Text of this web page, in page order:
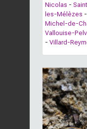
Nicolas -
les-Mélèzes -
Michel-de-
Vallouise-
- Villard-